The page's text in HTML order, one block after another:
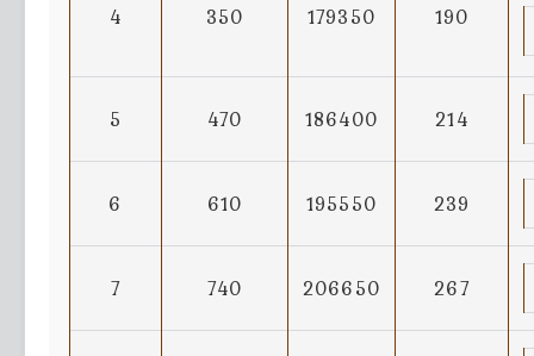
4 350 179350 190
5 470 186400 214
6 610 195550 239
7 740 206650 267